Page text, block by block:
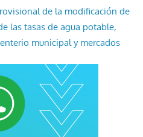
de la modificación de
las tasas de agua potable,
municipal y mercados